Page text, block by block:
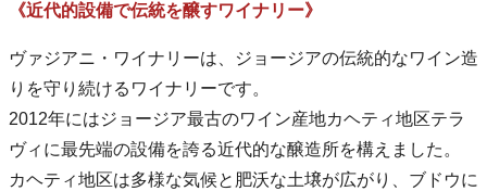
《近代的設備で伝統を醸すワイナリー》
ヴァジアニ・ワイナリーは、ジョージアの伝統的なワイン造
りを守り続けるワイナリーです。
2012年にはジョージア最古のワイン産地カヘティ地区テラ
ヴィに最先端の設備を誇る近代的な醸造所を構えました。
カヘティ地区は多様な気候と肥沃な土壌が広がり、ブドウに